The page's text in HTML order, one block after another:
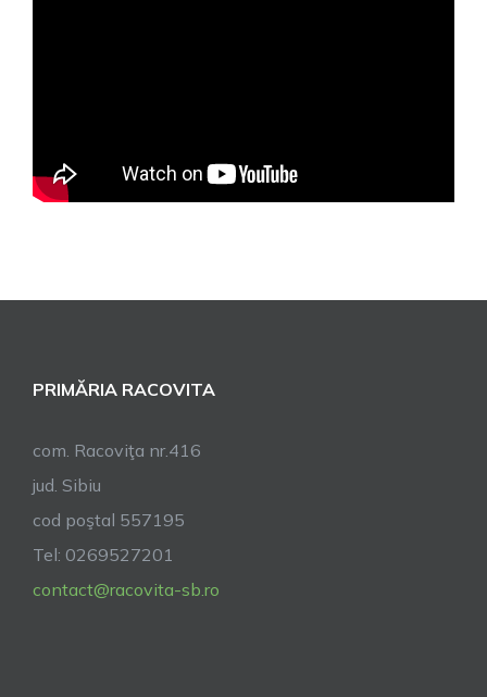
PRIMĂRIA RACOVITA
com. Racoviţa nr.416
jud. Sibiu
cod poştal 557195
Tel: 0269527201
contact@racovita-sb.ro